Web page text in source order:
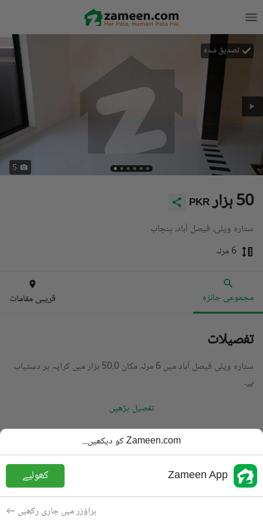
تصدیق شدہ
5
PKR 50 ہزار
ستارہ ویلی، فیصل آباد، پنجاب
6 مرلہ
مجموعی جائزہ قریبی مقامات
تفصیلات
ستارہ ویلی فیصل آباد میں 6 مرلہ مکان 50.0 ہزار میں کرایہ پر دستیاب
ہے۔
تفصیل پڑھیں
مکان
قیمت
PKR
50 ہزار
رقبہ
مقصد
کرایہ پر دستیاب
Zameen.com کو دیکھیں...
Zameen App کھولیے
براؤزر میں جاری رکھیں